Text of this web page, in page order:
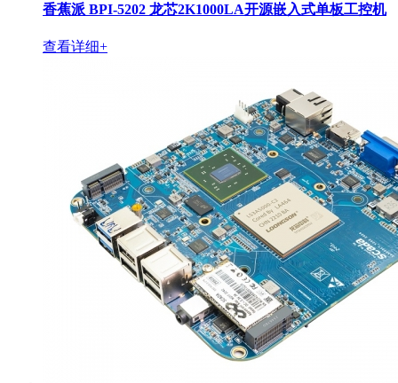
香蕉派 BPI-5202 龙芯2K1000LA开源嵌入式单板工控机
查看详细+